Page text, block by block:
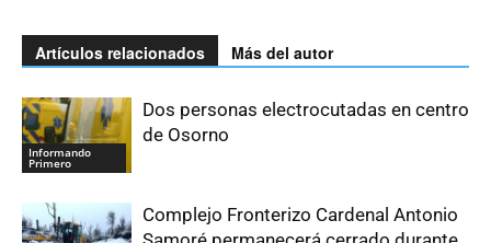
Artículos relacionados Más del autor
Informando
Primero
Dos personas electrocutadas en centro
de Osorno
Complejo Fronterizo Cardenal Antonio